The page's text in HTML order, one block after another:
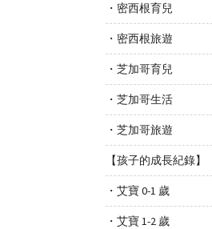
・密西根育兒
・密西根旅遊
・芝加哥育兒
・芝加哥生活
・芝加哥旅遊
【孩子的成長紀錄】
・艾寶 0-1 歲
・艾寶 1-2 歲